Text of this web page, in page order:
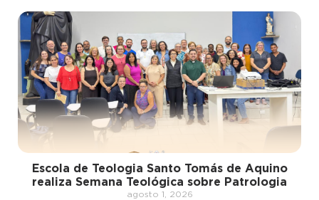
Escola de Teologia Santo Tomás de Aquino
realiza Semana Teológica sobre Patrologia
agosto 1, 2026